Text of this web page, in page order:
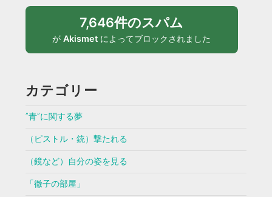
7,646件のスパム
がAkismet によってブロックされました
カテゴリー
”青”に関する夢
（ピストル・銃）撃たれる
（鏡など）自分の姿を見る
「徹子の部屋」